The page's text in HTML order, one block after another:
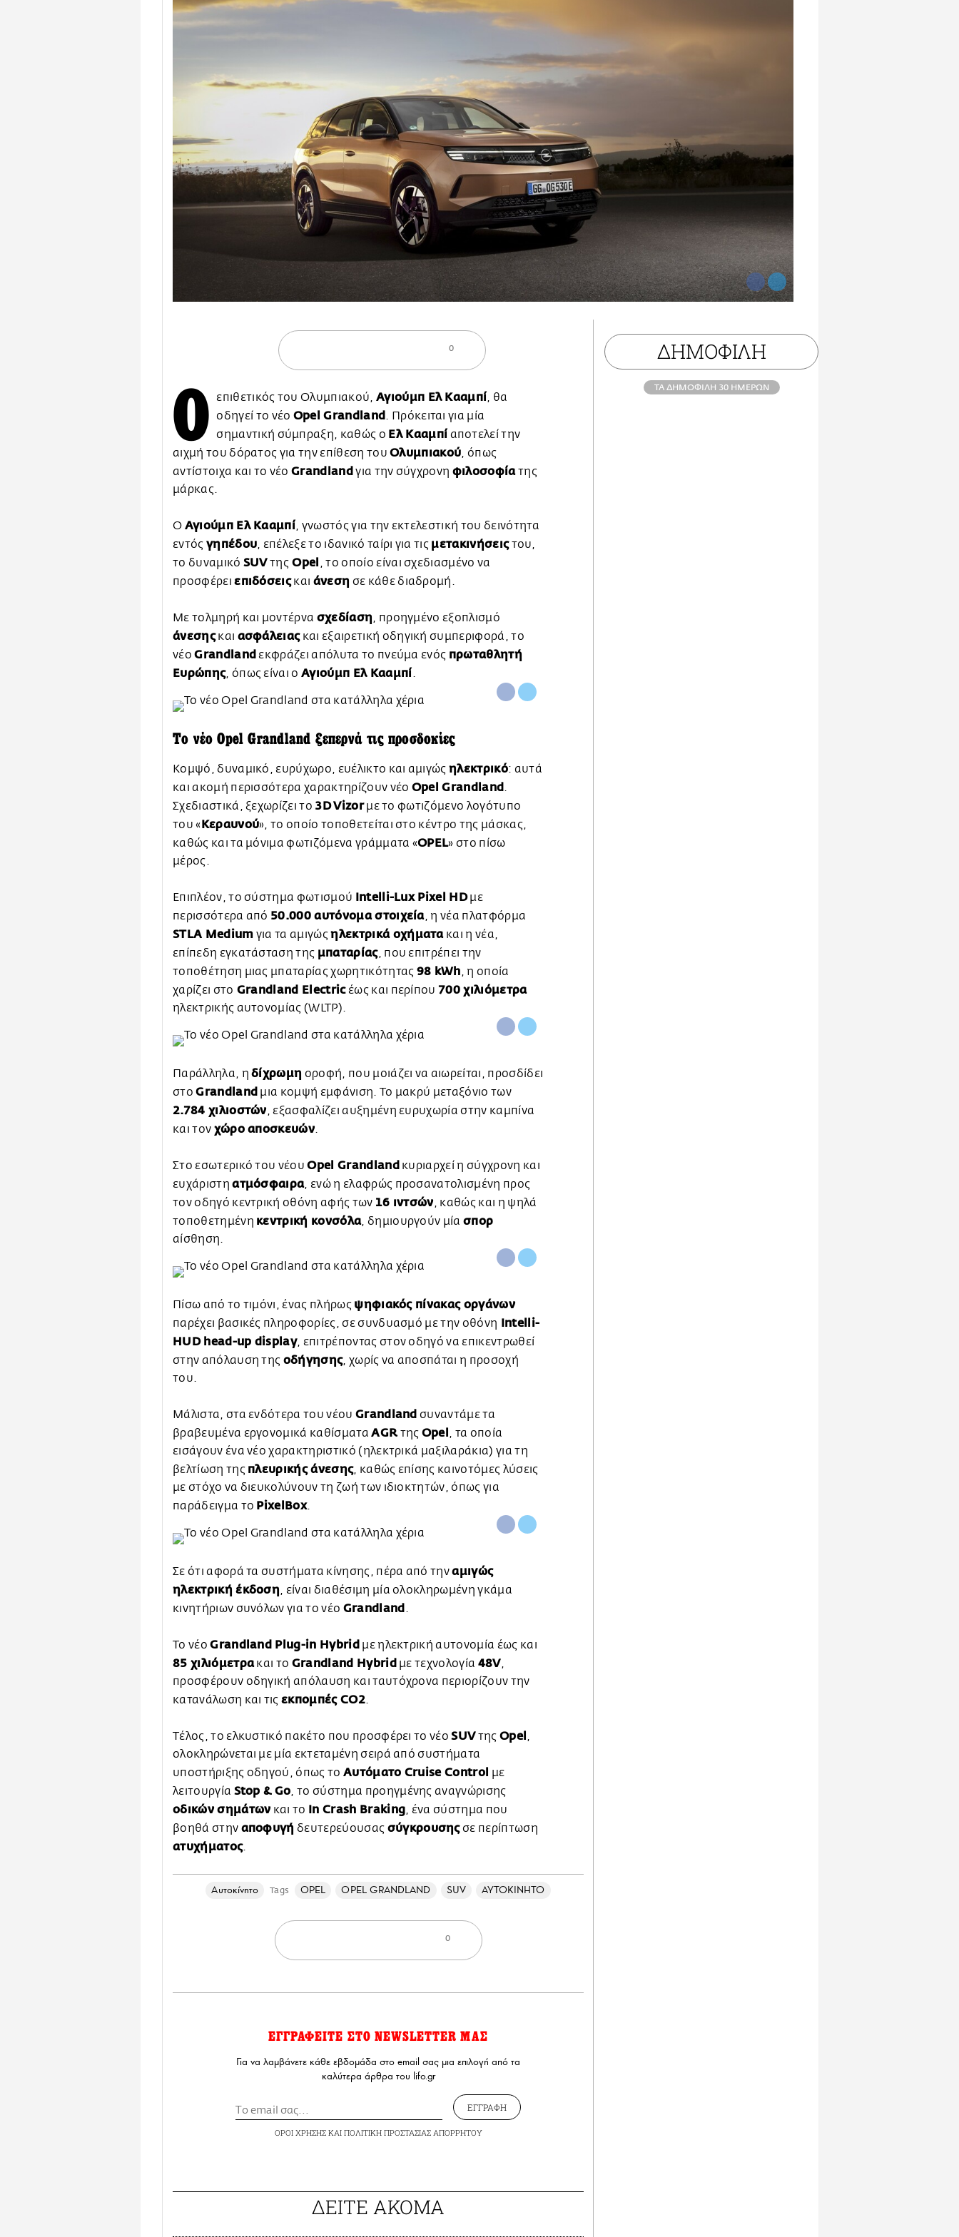
0
Ο επιθετικός του Ολυμπιακού, Αγιούμπ Ελ Κααμπί, θα
οδηγεί το νέο Opel Grandland . Πρόκειται για μία
σημαντική σύμπραξη, καθώς ο Ελ Κααμπί αποτελεί την
αιχμή του δόρατος για την επίθεση τουΟλυμπιακού, όπως
αντίστοιχα και το νέοGrandland για την σύγχρονη φιλοσοφίατης
μάρκας.
Ο Αγιούμπ Ελ Κααμπί, γνωστός για την εκτελεστική του δεινότητα
εντός γηπέδου, επέλεξε το ιδανικό ταίρι για τις μετακινήσειςτου,
το δυναμικό SUVτης Opel , το οποίο είναι σχεδιασμένο να
προσφέρειεπιδόσειςκαι άνεση σε κάθε διαδρομή.
Με τολμηρή και μοντέρνα σχεδίαση, προηγμένο εξοπλισμό
άνεσηςκαι ασφάλειαςκαι εξαιρετική οδηγική συμπεριφορά, το
νέοGrandland εκφράζει απόλυτα το πνεύμα ενός πρωταθλητή
Ευρώπης, όπως είναι οΑγιούμπ Ελ Κααμπί.
Το νέο Opel Grandland ξεπερνά τις προσδοκίες
Κομψό, δυναμικό, ευρύχωρο, ευέλικτο και αμιγώςηλεκτρικό: αυτά
και ακομή περισσότερα χαρακτηρίζουν νέο Opel Grandland .
Σχεδιαστικά, ξεχωρίζει το 3D Vizorμε το φωτιζόμενο λογότυπο
του «Κεραυνού», το οποίο τοποθετείται στο κέντρο της μάσκας,
καθώς και τα μόνιμα φωτιζόμενα γράμματα «OPEL» στο πίσω
μέρος.
Επιπλέον, το σύστημα φωτισμού Intelli-Lux Pixel HDμε
περισσότερα από 50.000 αυτόνομα στοιχεία, η νέα πλατφόρμα
STLA Medium για τα αμιγώςηλεκτρικά οχήματακαι η νέα,
επίπεδη εγκατάσταση της μπαταρίας, που επιτρέπει την
τοποθέτηση μιας μπαταρίας χωρητικότητας 98 kWh, η οποία
χαρίζει στο Grandland Electricέως και περίπου700 χιλιόμετρα
ηλεκτρικής αυτονομίας (WLTP).
Παράλληλα, ηδίχρωμη οροφή, που μοιάζει να αιωρείται, προσδίδει
στοGrandland μια κομψή εμφάνιση. Το μακρύ μεταξόνιο των
2.784 χιλιοστών, εξασφαλίζει αυξημένη ευρυχωρία στην καμπίνα
και τον χώρο αποσκευών.
Στο εσωτερικό του νέουOpel Grandland κυριαρχεί η σύγχρονη και
ευχάριστηατμόσφαιρα, ενώ η ελαφρώς προσανατολισμένη προς
τον οδηγό κεντρική οθόνη αφής των 16 ιντσών, καθώς και η ψηλά
τοποθετημένη κεντρική κονσόλα, δημιουργούν μίασπορ
αίσθηση.
Πίσω από το τιμόνι, ένας πλήρως ψηφιακός πίνακας οργάνων
παρέχει βασικές πληροφορίες, σε συνδυασμό με την οθόνη Intelli-
HUD head-up display, επιτρέποντας στον οδηγό να επικεντρωθεί
στην απόλαυση της οδήγησης, χωρίς να αποσπάται η προσοχή
του.
Μάλιστα, στα ενδότερα του νέου Grandland συναντάμε τα
βραβευμένα εργονομικά καθίσματαAGR της Opel , τα οποία
εισάγουν ένα νέο χαρακτηριστικό (ηλεκτρικά μαξιλαράκια) για τη
βελτίωση της πλευρικής άνεσης, καθώς επίσης καινοτόμες λύσεις
με στόχο να διευκολύνουν τη ζωή των ιδιοκτητών, όπως για
παράδειγμα το PixelBox.
Σε ότι αφορά τα συστήματα κίνησης, πέρα από τηναμιγώς
ηλεκτρική έκδοση, είναι διαθέσιμη μία ολοκληρωμένη γκάμα
κινητήριων συνόλων για το νέο Grandland .
Το νέοGrandland Plug-in Hybrid με ηλεκτρική αυτονομία έως και
85 χιλιόμετρακαι το Grandland Hybrid με τεχνολογία 48V,
προσφέρουν οδηγική απόλαυση και ταυτόχρονα περιορίζουν την
κατανάλωση και τιςεκπομπές CO2.
Τέλος, το ελκυστικό πακέτο που προσφέρει το νέοSUVτης Opel ,
ολοκληρώνεται με μία εκτεταμένη σειρά από συστήματα
υποστήριξης οδηγού, όπως το Αυτόματο Cruise Control με
λειτουργία Stop & Go, το σύστημα προηγμένης αναγνώρισης
οδικών σημάτων και το In Crash Braking, ένα σύστημα που
βοηθά στην αποφυγή δευτερεύουσας σύγκρουσηςσε περίπτωση
ατυχήματος.
Αυτοκίνητο Tags OPEL OPEL GRANDLAND SUV ΑΥΤΟΚΙΝΗΤΟ
0
ΕΓΓΡΑΦΕΙΤΕ ΣΤΟ NEWSLETTER ΜΑΣ
Για να λαμβάνετε κάθε εβδομάδα στο email σας μια επιλογή από τα
καλύτερα άρθρα του lifo.gr
ΕΓΓΡΑΦΗ
ΟΡΟΙ ΧΡΗΣΗΣΚΑΙ ΠΟΛΙΤΙΚΗ ΠΡΟΣΤΑΣΙΑΣ ΑΠΟΡΡΗΤΟΥ
ΔΕΙΤΕ ΑΚΟΜΑ
ΔΗΜΟΦΙΛΗ
ΤΑ ΔΗΜΟΦΙΛΗ 30 ΗΜΕΡΩΝ